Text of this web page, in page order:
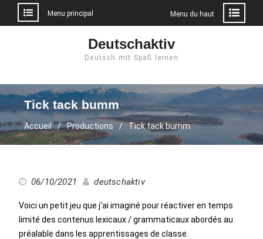
Menu principal Menu du haut
Deutschaktiv
Deutsch mit Spaß lernen
Tick tack bumm
Accueil Productions Tick tack bumm
06/10/2021 deutschaktiv
Voici un petit jeu que j’ai imaginé pour réactiver en temps
limité des contenus lexicaux / grammaticaux abordés au
préalable dans les apprentissages de classe.